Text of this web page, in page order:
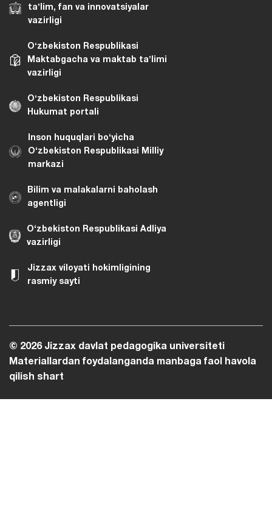
taʼlim, fan va innovatsiyalar
vazirligi
Oʻzbekiston Respublikasi
Maktabgacha va maktab taʼlimi
vazirligi
Oʻzbekiston Respublikasi
Hukumat portali
Inson huquqlari bo‘yicha
O‘zbekiston Respublikasi Milliy
markazi
Bilim va malakalarni baholash
agentligi
O‘zbekiston Respublikasi Adliya
vazirligi
Jizzax viloyati hokimligining
rasmiy sayti
© 2026 Jizzax davlat pedagogika universiteti
Materiallardan foydalanganda manbaga faol havola
qilish shart